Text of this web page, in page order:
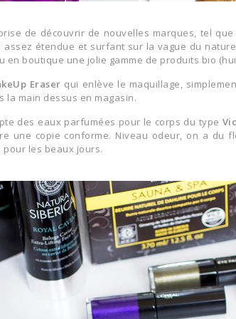
de découvrir de nouvelles marques, tel que
étendue et surfant sur la vague du
en boutique une jolie gamme de produits bio
Eraser qui enlève le maquillage,
la main dessus en magasin.
des eaux parfumées pour le corps du type
une copie conforme. Niveau odeur, on a
pour les beaux jours.